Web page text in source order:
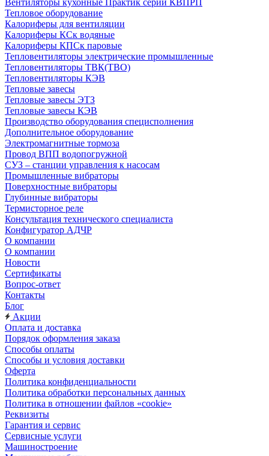
Вентиляторы кухонные Практик серии КВПРП
Тепловое оборудование
Калориферы для вентиляции
Калориферы КСк водяные
Калориферы КПСк паровые
Тепловентиляторы электрические промышленные
Тепловентиляторы ТВК(ТВО)
Тепловентиляторы КЭВ
Тепловые завесы
Тепловые завесы ЭТЗ
Тепловые завесы КЭВ
Производство оборудования специсполнения
Дополнительное оборудование
Электромагнитные тормоза
Провод ВПП водопогружной
СУЗ – станции управления к насосам
Промышленные вибраторы
Поверхностные вибраторы
Глубинные вибраторы
Термисторное реле
Консультация технического специалиста
Конфигуратор АДЧР
О компании
О компании
Новости
Сертификаты
Вопрос-ответ
Контакты
Блог
Акции
Оплата и доставка
Порядок оформления заказа
Способы оплаты
Способы и условия доставки
Оферта
Политика конфиденциальности
Политика обработки персональных данных
Политика в отношении файлов «cookie»
Реквизиты
Гарантия и сервис
Сервисные услуги
Машиностроение